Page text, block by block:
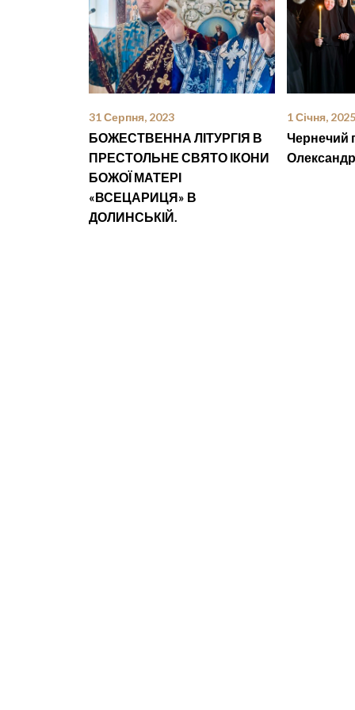
31 Серпня, 2023
БОЖЕСТВЕННА ЛІТУРГІЯ В
ПРЕСТОЛЬНЕ СВЯТО ІКОНИ
БОЖОЇ МАТЕРІ
«ВСЕЦАРИЦЯ» В
ДОЛИНСЬКІЙ.
1 Січня,
Чернечий